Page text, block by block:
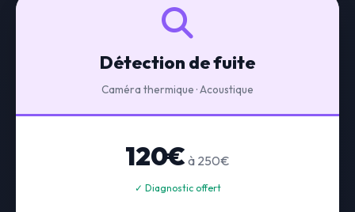
Détection de fuite
Caméra thermique · Acoustique
120€ à 250€
✓ Diagnostic offert